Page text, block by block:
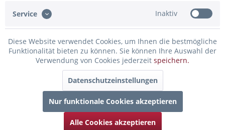
Infos zum Hersteller
Folgende Infos zum Hersteller sind verfübar......mehr
Service Inaktiv
Diese Website verwendet Cookies, um Ihnen die bestmögliche
Funktionalität bieten zu können. Sie können Ihre Auswahl der
Verwendung von Cookies jederzeit speichern.
Datenschutzeinstellungen
Nur funktionale Cookies akzeptieren
Alle Cookies akzeptieren